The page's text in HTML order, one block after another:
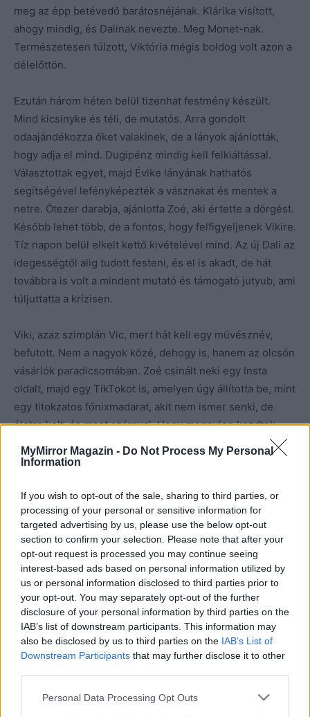
MyMirror Magazin - Do Not Process My Personal
Information
If you wish to opt-out of the sale, sharing to third parties, or
processing of your personal or sensitive information for
targeted advertising by us, please use the below opt-out
section to confirm your selection. Please note that after your
opt-out request is processed you may continue seeing
interest-based ads based on personal information utilized by
us or personal information disclosed to third parties prior to
your opt-out. You may separately opt-out of the further
disclosure of your personal information by third parties on the
IAB’s list of downstream participants. This information may
also be disclosed by us to third parties on the IAB’s List of
Downstream Participants that may further disclose it to other
Personal Data Processing Opt Outs
meg az épp betévedő barátosnéjának. Klárika visított,
ahogy mindig, és Dalinak nevezte. Meg Monet-nak.
Természetesen túlzott, Viktória mégis boldog volt azon a
délelőttön.
Ezután három héten belül tizenhat festmény készült.
Mind kicsinyke és téli, de mutatós. Arra gondolt
odaajándékozza őket valakinek, de a lányok ajánlották,
hogy adja el mind. Dugipénz mindig kell felkiáltással.
Választottak egyet, majd Évike lányának hathatós
segítségével lefényképezték a vásznakat és mentek a
netre. Ötezer darabja, ajánlotta Zoé, aki értette a dörgést.
Később lehet több, de a fontos, hogy felfigyeljenek Vikire.
Tíz napon belül elkelt kettő kivételével mind. Az új Dali az
idegességtől alig tudott festeni, és el is akadt, de hát
továbbra is volt a mindent mutató és támogató jutyub, ami
túljuttatta a krízisen.
Viki, azaz szimplán Vic, mert hát kell egy művésznév,
befutott. Nem a nagyok közé, dehogy is, hanem az olcsón
vásárlók paradicsomában. Zoé csinált neki egy Insta
oldalt, majd egy TikTokot is, amelyen úgy állította be, mint
egy titokzatos főnixmadarat, akit nem ismer senki, de
életre kelt, és most szárnyal. Hogy mennyien kezdtek
asszonyban. Szerepelni nem akart, hiába mondogatta a
fénybe, esze ágában sem volt. Hatvan múlt. Az ilyen
korúak nem a fényre vágynak, hanem a jótékony
félhomályra, vagy egészre, felelte neki viccesen.
A pénzen újabb festékeket és vásznakat vett, és ahogy
múlt az idő rátalált saját stílusára. A horkolásos festés a
napi rutinja része lett. Jóska átaludta a változást és
reggel ugyanazzal az üres tekintettel ment munkába,
mint negyven éve mindig.
A hatvanegyedik születésnapján jókedvűen ébredt. Észre
se vette, hogy fogyott öt kilót, és újabb ránca nőtt a